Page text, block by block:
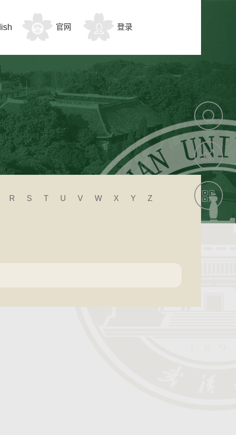
官网 登录
R S T U V W X Y Z